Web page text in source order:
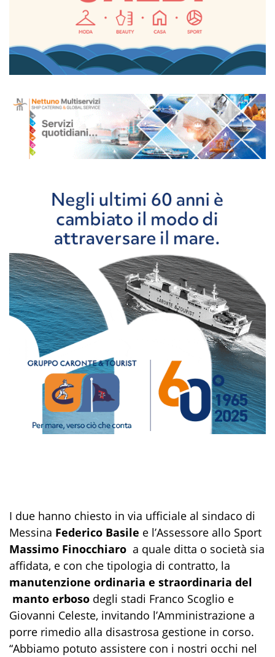
I due hanno chiesto in via ufficiale al sindaco di
Messina Federico Basile e l’Assessore allo Sport
Massimo Finocchiaro a quale ditta o società sia
affidata, e con che tipologia di contratto, la
manutenzione ordinaria e straordinaria del
manto erboso degli stadi Franco Scoglio e
Giovanni Celeste, invitando l’Amministrazione a
porre rimedio alla disastrosa gestione in corso.
“Abbiamo potuto assistere con i nostri occhi nel